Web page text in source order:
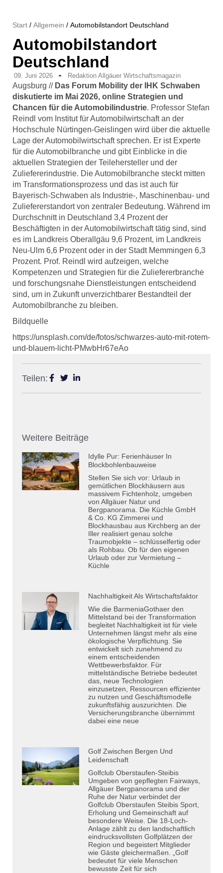
Start / Allgemein / Automobilstandort Deutschland
Automobilstandort
Deutschland
09. Juni 2026 Redaktion Allgäuer Wirtschaftsmagazin
Augsburg // Das Forum Mobility der IHK Schwaben
diskutierte im Mai 2026, online Strategien und
Chancen für die Automobilindustrie. Professor Stefan
Reindl vom Institut für Automobilwirtschaft an der
Hochschule Nürtingen-Geislingen wird über die aktuelle
Lage der Automobilwirtschaft sprechen. Er ist Experte
für die Automobilbranche und gibt Einblicke in die
aktuellen Strategien der Teilehersteller und der
Zuliefererindustrie. Die Automobilbranche steckt mitten
im Transformationsprozess und das ist auch für
Bayerisch-Schwaben als Industrie-, Maschinenbau- und
Zuliefererstandort von zentraler Bedeutung. Während im
Durchschnitt in Deutschland 3,4 Prozent der
Beschäftigten in der Automobilwirtschaft tätig sind, sind
es im Landkreis Oberallgäu 9,6 Prozent, im Landkreis
Neu-Ulm 6,6 Prozent oder in der Stadt Memmingen 6,3
Prozent. Prof. Reindl wird aufzeigen, welche
Kompetenzen und Strategien für die Zuliefererbranche
und forschungsnahe Dienstleistungen entscheidend
sind, um in Zukunft unverzichtbarer Bestandteil der
Automobilbranche zu bleiben.
Bildquelle
https://unsplash.com/de/fotos/schwarzes-auto-mit-rotem-
und-blauem-licht-PMwbHr67eAo
Teilen:
Weitere Beiträge
Idylle Pur: Ferienhäuser In
Blockbohlenbauweise
Stellen Sie sich vor: Urlaub in
gemütlichen Blockhäusern aus
massivem Fichtenholz, umgeben
von Allgäuer Natur und
Bergpanorama. Die Küchle GmbH
& Co. KG Zimmerei und
Blockhausbau aus Kirchberg an der
Iller realisiert genau solche
Traumobjekte – schlüsselfertig oder
als Rohbau. Ob für den eigenen
Urlaub oder zur Vermietung –
Küchle
Nachhaltigkeit Als Wirtschaftsfaktor
Wie die BarmeniaGothaer den
Mittelstand bei der Transformation
begleitet Nachhaltigkeit ist für viele
Unternehmen längst mehr als eine
ökologische Verpflichtung. Sie
entwickelt sich zunehmend zu
einem entscheidenden
Wettbewerbsfaktor. Für
mittelständische Betriebe bedeutet
das, neue Technologien
einzusetzen, Ressourcen effizienter
zu nutzen und Geschäftsmodelle
zukunftsfähig auszurichten. Die
Versicherungsbranche übernimmt
dabei eine neue
Golf Zwischen Bergen Und
Leidenschaft
Golfclub Oberstaufen-Steibis
Umgeben von gepflegten Fairways,
Allgäuer Bergpanorama und der
Ruhe der Natur verbindet der
Golfclub Oberstaufen Steibis Sport,
Erholung und Gemeinschaft auf
besondere Weise. Die 18-Loch-
Anlage zählt zu den landschaftlich
eindrucksvollsten Golfplätzen der
Region und begeistert Mitglieder
wie Gäste gleichermaßen. „Golf
bedeutet für viele Menschen
bewusste Zeit für sich